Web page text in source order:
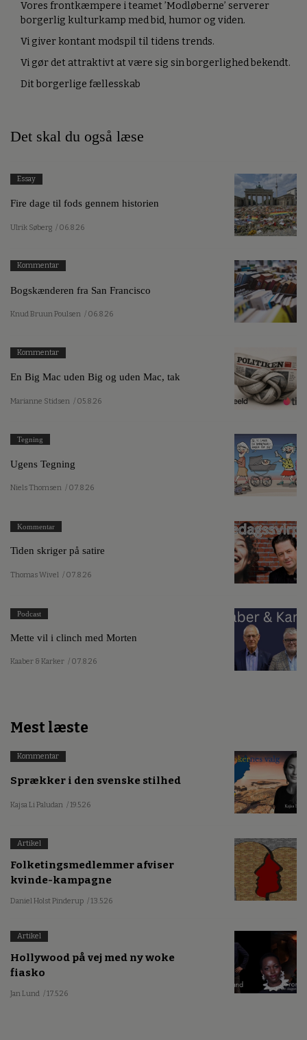
Vores frontkæmpere i teamet ’Modløberne’ serverer
borgerlig kulturkamp med bid, humor og viden.
Vi giver kontant modspil til tidens trends.
Vi gør det attraktivt at være sig sin borgerlighed bekendt.
Dit borgerlige fællesskab
Det skal du også læse
Essay
Fire dage til fods gennem historien
Ulrik Søberg / 06.8.26
Kommentar
Bogskænderen fra San Francisco
Knud Bruun Poulsen / 06.8.26
Kommentar
En Big Mac uden Big og uden Mac, tak
Marianne Stidsen / 05.8.26
Tegning
Ugens Tegning
Niels Thomsen / 07.8.26
Kommentar
Tiden skriger på satire
Thomas Wivel / 07.8.26
Podcast
Mette vil i clinch med Morten
Kaaber & Karker / 07.8.26
Mest læste
Kommentar
Sprækker i den svenske stilhed
Kajsa Li Paludan / 19.5.26
Artikel
Folketingsmedlemmer afviser
kvinde-kampagne
Daniel Holst Pinderup / 13.5.26
Artikel
Hollywood på vej med ny woke
fiasko
Jan Lund / 17.5.26